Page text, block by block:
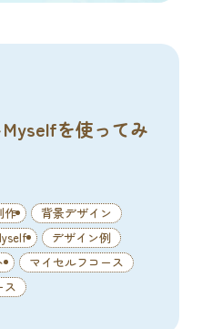
を使ってみ
作
背景デザイン
デザイン例
マイセルフコース
ス